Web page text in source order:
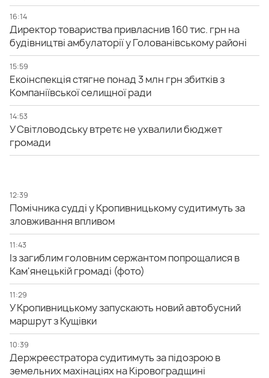
16:14
Директор товариства привласнив 160 тис. грн на
будівництві амбулаторії у Голованівському районі
15:59
Екоінспекція стягне понад 3 млн грн збитків з
Компаніївської селищної ради
14:53
У Світловодську втретє не ухвалили бюджет
громади
12:39
Помічника судді у Кропивницькому судитимуть за
зловживання впливом
11:43
Із загиблим головним сержантом попрощалися в
Кам'янецькій громаді (фото)
11:29
У Кропивницькому запускають новий автобусний
маршрут з Кущівки
10:39
Держреєстратора судитимуть за підозрою в
земельних махінаціях на Кіровоградщині